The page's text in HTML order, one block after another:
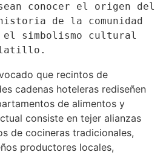
conocer el origen del
de la comunidad
el simbolismo cultural
que recintos de
cadenas hoteleras rediseñen
de alimentos y
consiste en tejer alianzas
de cocineras tradicionales,
productores locales,